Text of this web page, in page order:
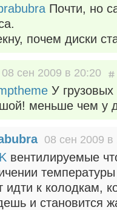
Почти, но
почем диски
08 сен 2009 в 20:20
У
меньше чем у
08 сен 2009 в
вентилируемые
идти к колодкам,
и становится